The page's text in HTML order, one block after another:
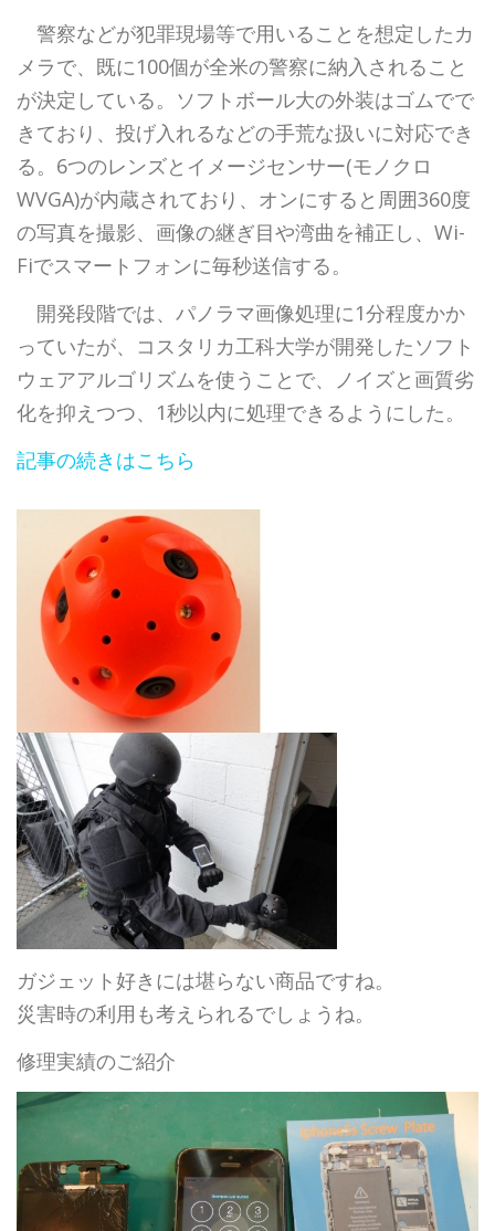
警察などが犯罪現場等で用いることを想定したカ
メラで、既に100個が全米の警察に納入されること
が決定している。ソフトボール大の外装はゴムでで
きており、投げ入れるなどの手荒な扱いに対応でき
る。6つのレンズとイメージセンサー(モノクロ
WVGA)が内蔵されており、オンにすると周囲360度
の写真を撮影、画像の継ぎ目や湾曲を補正し、Wi-
Fiでスマートフォンに毎秒送信する。
開発段階では、パノラマ画像処理に1分程度かか
っていたが、コスタリカ工科大学が開発したソフト
ウェアアルゴリズムを使うことで、ノイズと画質劣
化を抑えつつ、1秒以内に処理できるようにした。
記事の続きはこちら
ガジェット好きには堪らない商品ですね。
災害時の利用も考えられるでしょうね。
修理実績のご紹介